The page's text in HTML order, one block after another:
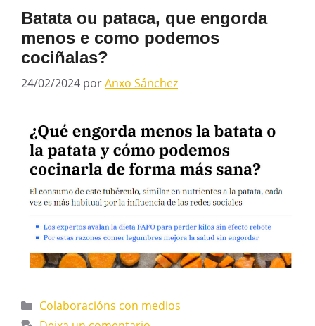
Batata ou pataca, que engorda
menos e como podemos
cociñalas?
24/02/2024 porAnxo Sánchez
Colaboracións con medios